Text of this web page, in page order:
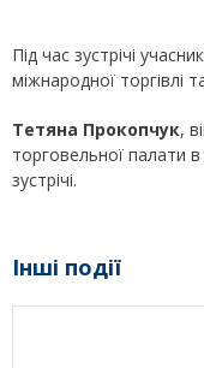
Під час зустрічі
міжнародної торгівлі
Тетяна Прокопчук,
торговельної палати
зустрічі.
Інші події